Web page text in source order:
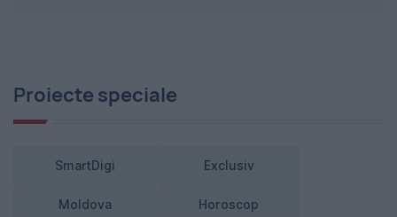
Proiecte speciale
SmartDigi Exclusiv
Moldova Horoscop